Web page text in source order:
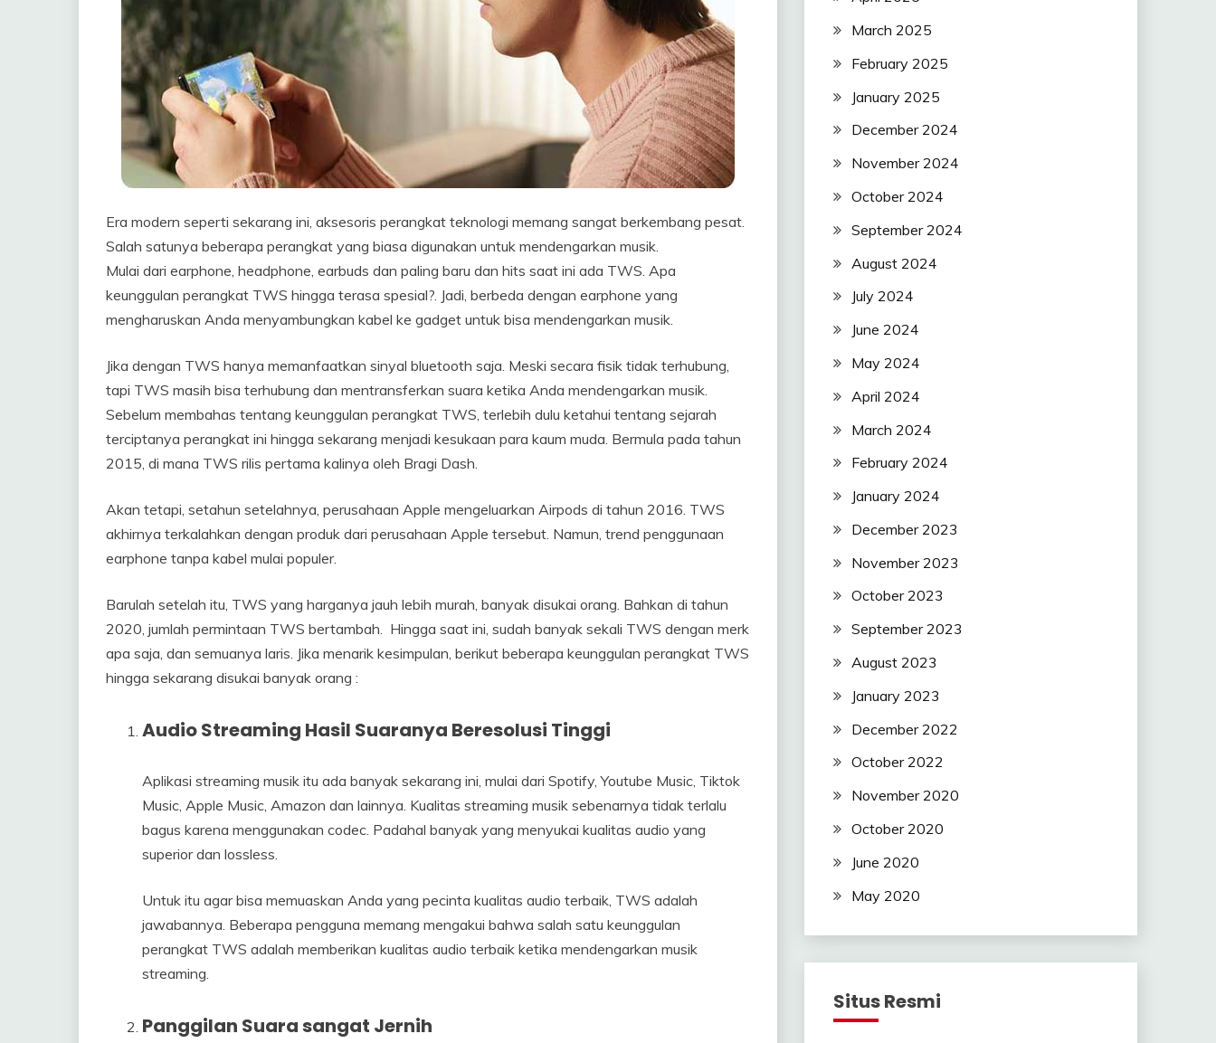
Era modern seperti sekarang ini, aksesoris perangkat teknologi memang sangat berkembang pesat.
Salah satunya beberapa perangkat yang biasa digunakan untuk mendengarkan musik.
Mulai dari earphone, headphone, earbuds dan paling baru dan hits saat ini ada TWS. Apa
keunggulan perangkat TWS hingga terasa spesial?. Jadi, berbeda dengan earphone yang
mengharuskan Anda menyambungkan kabel ke gadget untuk bisa mendengarkan musik.
Jika dengan TWS hanya memanfaatkan sinyal bluetooth saja. Meski secara fisik tidak terhubung,
tapi TWS masih bisa terhubung dan mentransferkan suara ketika Anda mendengarkan musik.
Sebelum membahas tentang keunggulan perangkat TWS, terlebih dulu ketahui tentang sejarah
terciptanya perangkat ini hingga sekarang menjadi kesukaan para kaum muda. Bermula pada tahun
2015, di mana TWS rilis pertama kalinya oleh Bragi Dash.
Akan tetapi, setahun setelahnya, perusahaan Apple mengeluarkan Airpods di tahun 2016. TWS
akhirnya terkalahkan dengan produk dari perusahaan Apple tersebut. Namun, trend penggunaan
earphone tanpa kabel mulai populer.
Barulah setelah itu, TWS yang harganya jauh lebih murah, banyak disukai orang. Bahkan di tahun
2020, jumlah permintaan TWS bertambah. Hingga saat ini, sudah banyak sekali TWS dengan merk
apa saja, dan semuanya laris. Jika menarik kesimpulan, berikut beberapa keunggulan perangkat TWS
hingga sekarang disukai banyak orang :
Audio Streaming Hasil Suaranya Beresolusi Tinggi
Aplikasi streaming musik itu ada banyak sekarang ini, mulai dari Spotify, Youtube Music, Tiktok
Music, Apple Music, Amazon dan lainnya. Kualitas streaming musik sebenarnya tidak terlalu
bagus karena menggunakan codec. Padahal banyak yang menyukai kualitas audio yang
superior dan lossless.
Untuk itu agar bisa memuaskan Anda yang pecinta kualitas audio terbaik, TWS adalah
jawabannya. Beberapa pengguna memang mengakui bahwa salah satu keunggulan
perangkat TWS adalah memberikan kualitas audio terbaik ketika mendengarkan musik
streaming.
Panggilan Suara sangat Jernih
March 2025
February 2025
January 2025
December 2024
November 2024
October 2024
September 2024
August 2024
July 2024
June 2024
May 2024
April 2024
March 2024
February 2024
January 2024
December 2023
November 2023
October 2023
September 2023
August 2023
January 2023
December 2022
October 2022
November 2020
October 2020
June 2020
May 2020
Situs Resmi